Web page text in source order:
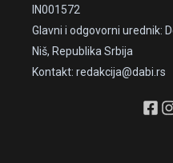
IN001572
Glavni i odgovorni urednik:
Niš, Republika Srbija
Kontakt: redakcija@dabi.rs